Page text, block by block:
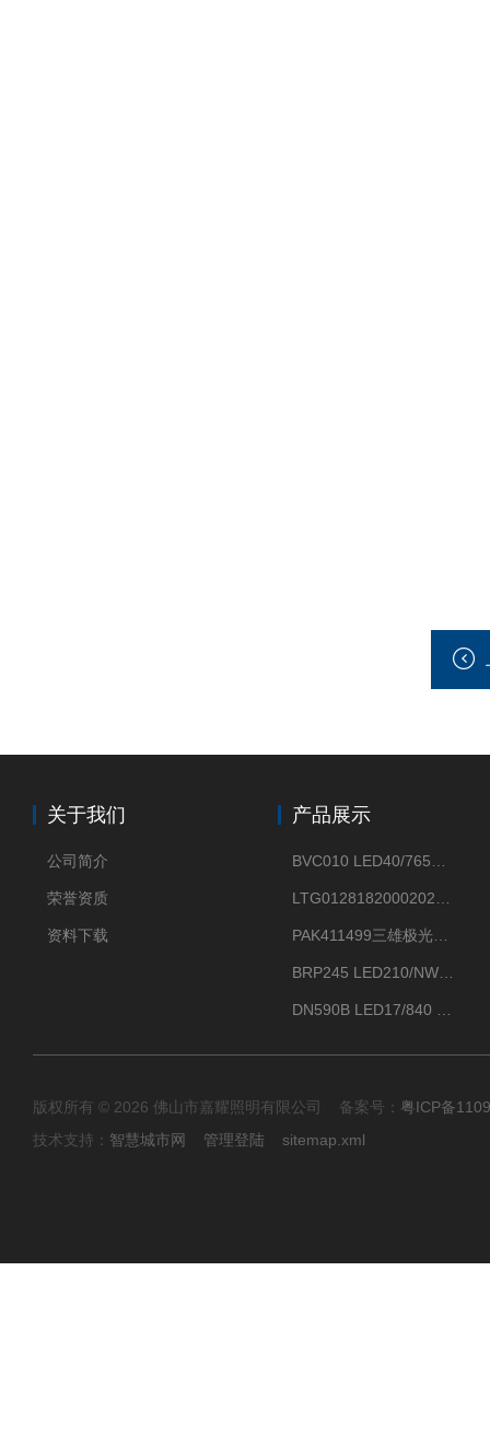
关于我们
公司简介
荣誉资质
资料下载
产品展示
版权所有 © 2026 佛山市嘉耀照明有限公司 备案号： 粤ICP备
技术支持： 智慧城市网 管理登陆 sitemap.xml